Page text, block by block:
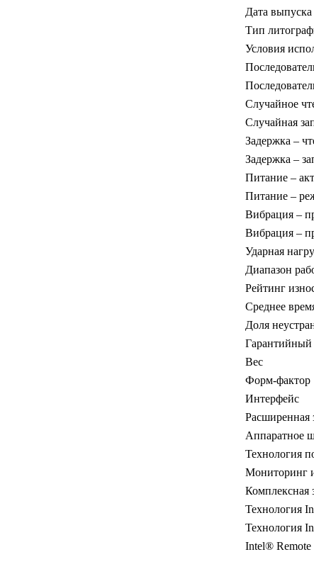
Дата выпуска
Тип
Условия
Случайное
Случайная
Задержка –
Задержка –
Питание –
Питание –
Вибрация –
Вибрация –
Ударная
Диапазон
Рейтинг
Среднее
Доля
Гарантийный
Вес
Форм-фактор
Интерфейс
Расширенная
Аппаратное
Технология
Мониторинг
Комплексная
Технология
Технология
Intel® Remote